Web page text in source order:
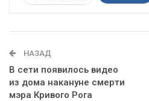
НАЗАД
В сети появилось видео
из дома накануне смерти
мэра Кривого Рога